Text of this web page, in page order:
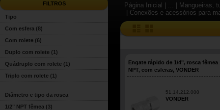
FILTROS
Tipo
Com esfera (8)
Com rolete (6)
Duplo com rolete (1)
Quádruplo com rolete (1)
Triplo com rolete (1)
Diâmetro e tipo da rosca
1/2" NPT fêmea (3)
Página Inicial | ...
| Mangueiras,
| Conexões e acessórios para
Engate rápido de 1/4", rosca fêmea
NPT, com esferas, VONDER
51.14.212.000
VONDER